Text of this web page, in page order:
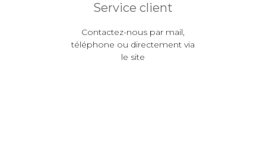
Service client
Contactez-nous par mail,
téléphone ou directement via
le site